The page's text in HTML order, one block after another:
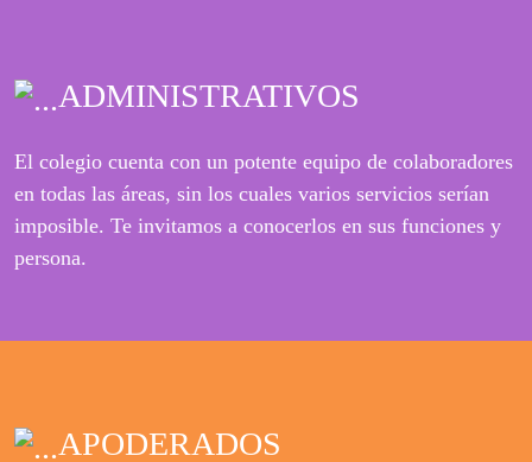
ADMINISTRATIVOS
El colegio cuenta con un potente equipo de colaboradores
en todas las áreas, sin los cuales varios servicios serían
imposible. Te invitamos a conocerlos en sus funciones y
persona.
APODERADOS